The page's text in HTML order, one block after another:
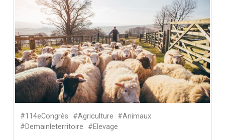
#114eCongrès #Agriculture #Animaux
#Demainleterritoire
#Elevage